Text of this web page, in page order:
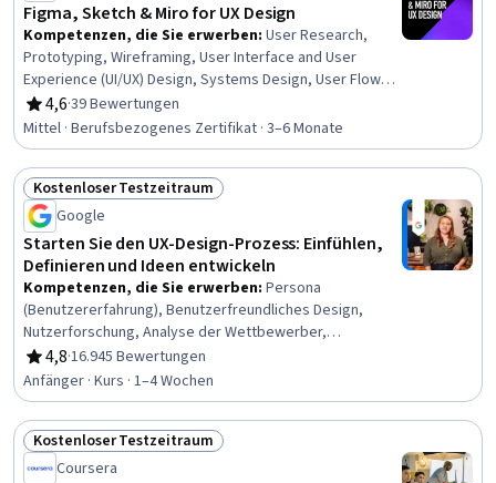
Figma, Sketch & Miro for UX Design
Kompetenzen, die Sie erwerben: User Research,
Prototyping, Wireframing, User Interface and User
Experience (UI/UX) Design, Systems Design, User Flows,
Collaborative Software, Design, Style Guides, Design
Specifications, Peer Review, Interactive Design, Persona
Development, User Interface (UI) Design, UI Components,
Design Software, Ideation, Design Elements And
Principles
4,6
Bewertung, 4,6 von 5 Sternen
·39 Bewertungen
Mittel · Berufsbezogenes Zertifikat · 3–6 Monate
Status: Kostenloser Testzeitraum
Kostenloser Testzeitraum
Google
Starten Sie den UX-Design-Prozess: Einfühlen,
Definieren und Ideen entwickeln
Kompetenzen, die Sie erwerben: Persona
(Benutzererfahrung), Benutzerfreundliches Design,
Nutzerforschung, Analyse der Wettbewerber,
Menschliche Faktoren, Ideenfindung, Leitlinien für die
Zugänglichkeit von Webinhalten, UI/UX-Forschung,
Benutzerzentriertes Design, Persona-Entwicklung,
Benutzererfahrung, Design Thinking, Lösung Design,
Menschenzentriertes Design, Anwenderbericht
4,8
Bewertung, 4,8 von 5 Sternen
·16.945 Bewertungen
Anfänger · Kurs · 1–4 Wochen
Status: Kostenloser Testzeitraum
Kostenloser Testzeitraum
Coursera